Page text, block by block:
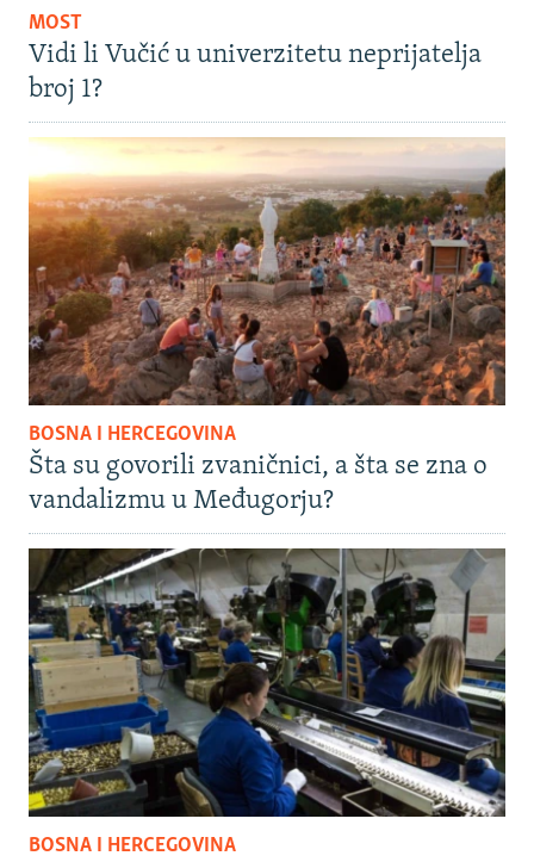
MOST
Vidi li Vučić u univerzitetu neprijatelja
broj 1?
BOSNA I HERCEGOVINA
Šta su govorili zvaničnici, a šta se zna o
vandalizmu u Međugorju?
BOSNA I HERCEGOVINA